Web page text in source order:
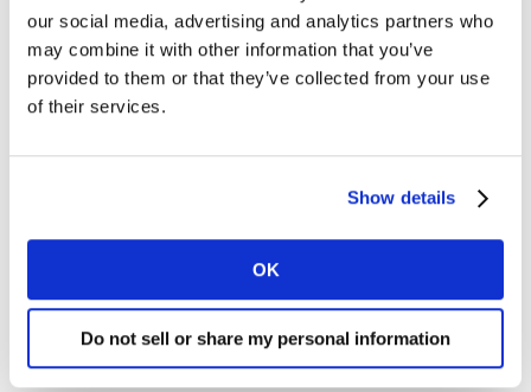
our social media, advertising and analytics partners who
may combine it with other information that you’ve
provided to them or that they’ve collected from your use
of their services.
Show details
OK
Do not sell or share my personal information
En savoir plus